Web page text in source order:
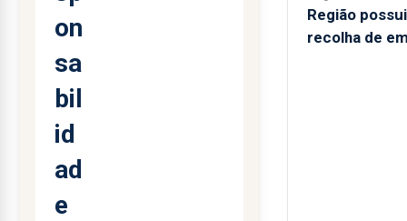
on
sa
bil
id
ad
e
Região
recolha de